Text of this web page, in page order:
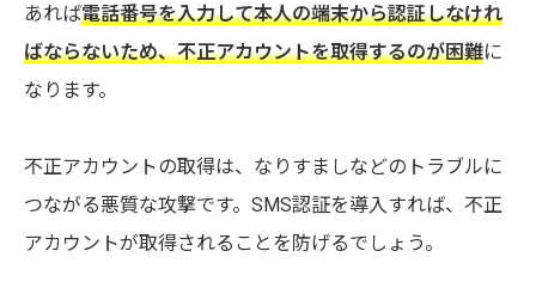
あれば電話番号を入力して本人の端末から認証しなけれ
ばならないため、不正アカウントを取得するのが困難に
なります。
不正アカウントの取得は、なりすましなどのトラブルに
つながる悪質な攻撃です。SMS認証を導入すれば、不正
アカウントが取得されることを防げるでしょう。